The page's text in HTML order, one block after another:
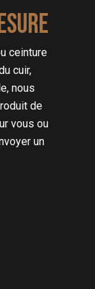
ceinture
cuir,
nous
de
vous ou
un